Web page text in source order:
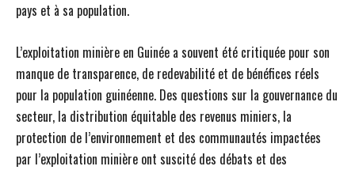
pays et à sa population.
L’exploitation minière en Guinée a souvent été critiquée pour son
manque de transparence, de redevabilité et de bénéfices réels
pour la population guinéenne. Des questions sur la gouvernance du
secteur, la distribution équitable des revenus miniers, la
protection de l’environnement et des communautés impactées
par l’exploitation minière ont suscité des débats et des